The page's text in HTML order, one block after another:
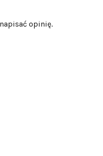
opinię.